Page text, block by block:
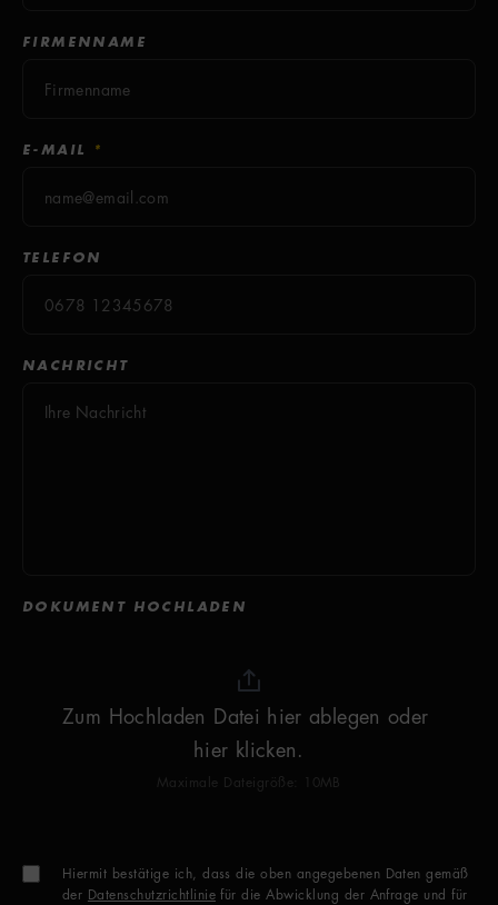
PIGMENT AUFBAU
VITAMIN-D-BILDUNG
FIRMENNAME
E-MAIL *
TELEFON
NACHRICHT
DOKUMENT HOCHLADEN
Zum Hochladen Datei hier ablegen oder
hier klicken.
Maximale Dateigröße: 10MB
Hiermit bestätige ich, dass die oben angegebenen Daten gemäß
der Datenschutzrichtliniefür die Abwicklung der Anfrage und für